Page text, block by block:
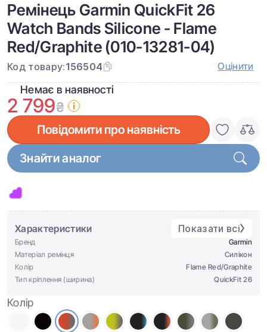
Ремінець Garmin QuickFit 26
Watch Bands Silicone - Flame
Red/Graphite (010-13281-04)
Код товару:156504 Оцінити
Немає в наявності
2 799₴
Повідомити про наявність
Знайти аналог
Характеристики Показати всі
Бренд
Garmin
Матеріал ремінця
Cилікон
Колір
Flame Red/Graphite
Тип кріплення (ширина)
QuickFit 26
Колір